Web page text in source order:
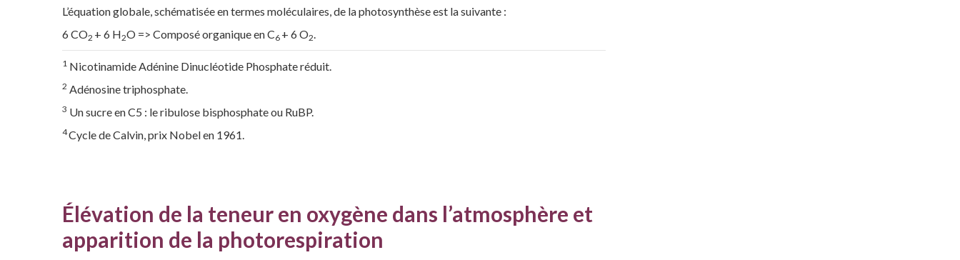
L’équation globale, schématisée en termes moléculaires, de la photosynthèse est la suivante :
6 CO2 + 6 H2O => Composé organique en C6 + 6 O2.
1 Nicotinamide Adénine Dinucléotide Phosphate réduit.
2 Adénosine triphosphate.
3 Un sucre en C5 : le ribulose bisphosphate ou RuBP.
4Cycle de Calvin, prix Nobel en 1961.
Élévation de la teneur en oxygène dans l’atmosphère et
apparition de la photorespiration